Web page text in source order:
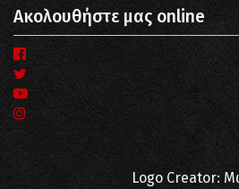
Ακολουθήστε μας online
Logo Creator: